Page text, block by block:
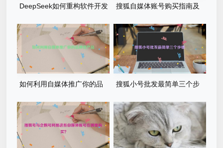
DeepSeek如何重构软件开发
场景解析
搜狐自媒体账号购买指南及
如何利用自媒体推广你的品
搜狐小号批发最简单三个步